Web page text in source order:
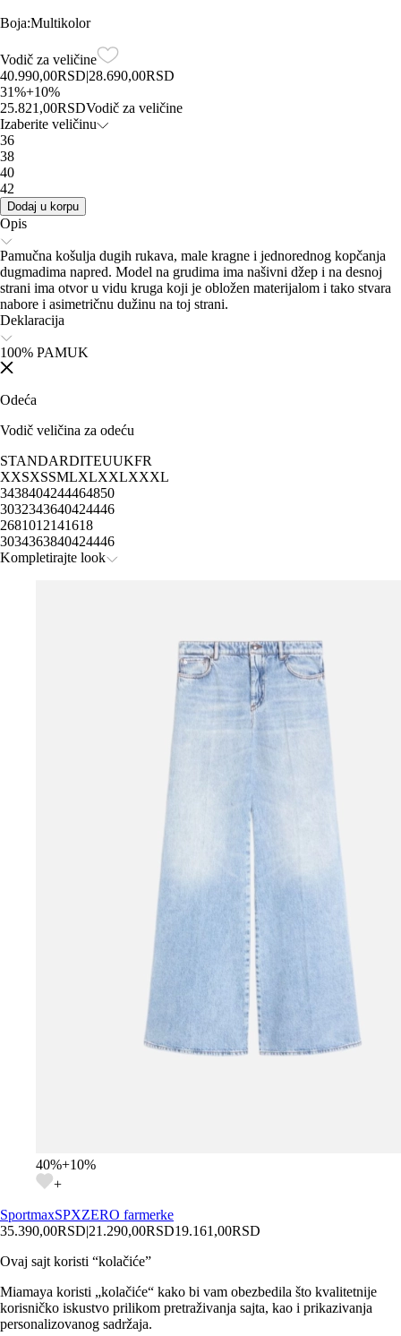
Boja:Multikolor
Vodič za veličine
40.990,00RSD|28.690,00RSD
31%+10%
25.821,00RSDVodič za veličine
Izaberite veličinu
36
38
40
42
Dodaj u korpu
Opis
Pamučna košulja dugih rukava, male kragne i jednorednog kopčanja
dugmadima napred. Model na grudima ima našivni džep i na desnoj
strani ima otvor u vidu kruga koji je obložen materijalom i tako stvara
nabore i asimetričnu dužinu na toj strani.
Deklaracija
100% PAMUK
Odeća
Vodič veličina za odeću
STANDARDITEUUKFR
XXSXSSMLXLXXLXXXL
3438404244464850
3032343640424446
2681012141618
3034363840424446
Kompletirajte look
40%+10%
+
SportmaxSPXZERO farmerke
35.390,00RSD|21.290,00RSD19.161,00RSD
Ovaj sajt koristi “kolačiće”
Miamaya koristi „kolačiće“ kako bi vam obezbedila što kvalitetnije
korisničko iskustvo prilikom pretraživanja sajta, kao i prikazivanja
personalizovanog sadržaja.